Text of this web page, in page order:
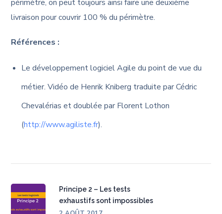
périmètre, on peut toujours ainsi faire une deuxième
livraison pour couvrir 100 % du périmètre.
Références :
Le développement logiciel Agile du point de vue du
métier. Vidéo de Henrik Kniberg traduite par Cédric
Chevalérias et doublée par Florent Lothon
(http://www.agiliste.fr).
Principe 2 – Les tests
exhaustifs sont impossibles